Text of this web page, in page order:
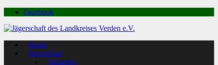
Facebook
Home
Jägerschaft
Aktuelles